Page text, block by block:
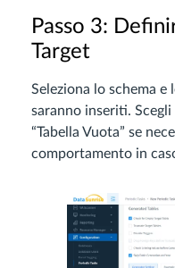
Passo 3:
Target
Seleziona lo schema
saranno inseriti.
“Tabella Vuota” se
comportamento in